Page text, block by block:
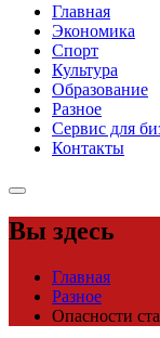
Главная
Экономика
Спорт
Культура
Образование
Разное
Сервис для
Контакты
Вы здесь
Главная
Разное
Опасности